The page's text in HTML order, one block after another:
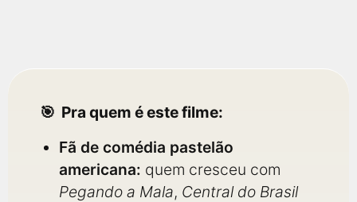
Pra quem é este filme:
Fã de comédia pastelão
americana: quem cresceu com
Pegando a Mala, Central do Brasil